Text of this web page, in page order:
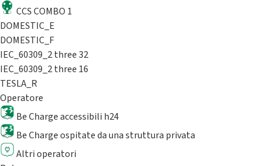
CCS COMBO 1
DOMESTIC_E
DOMESTIC_F
IEC_60309_2 three 32
IEC_60309_2 three 16
TESLA_R
Operatore
Be Charge accessibili h24
Be Charge ospitate da una struttura privata
Altri operatori